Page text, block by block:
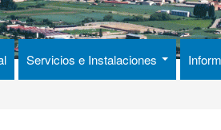
Servicios e Instalaciones